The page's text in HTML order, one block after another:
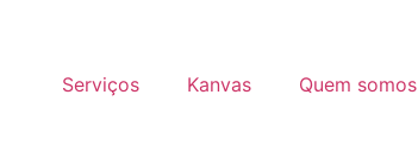
Serviços Kanvas Quem somos